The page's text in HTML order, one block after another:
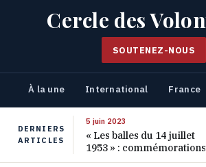
Cercle des
SOUTENEZ-NOUS
À la une International France
DERNIERS
ARTICLES
5 juin 2023
« Les balles du 14 juillet
1953 » : commémorations
pour les 70 ans de ce